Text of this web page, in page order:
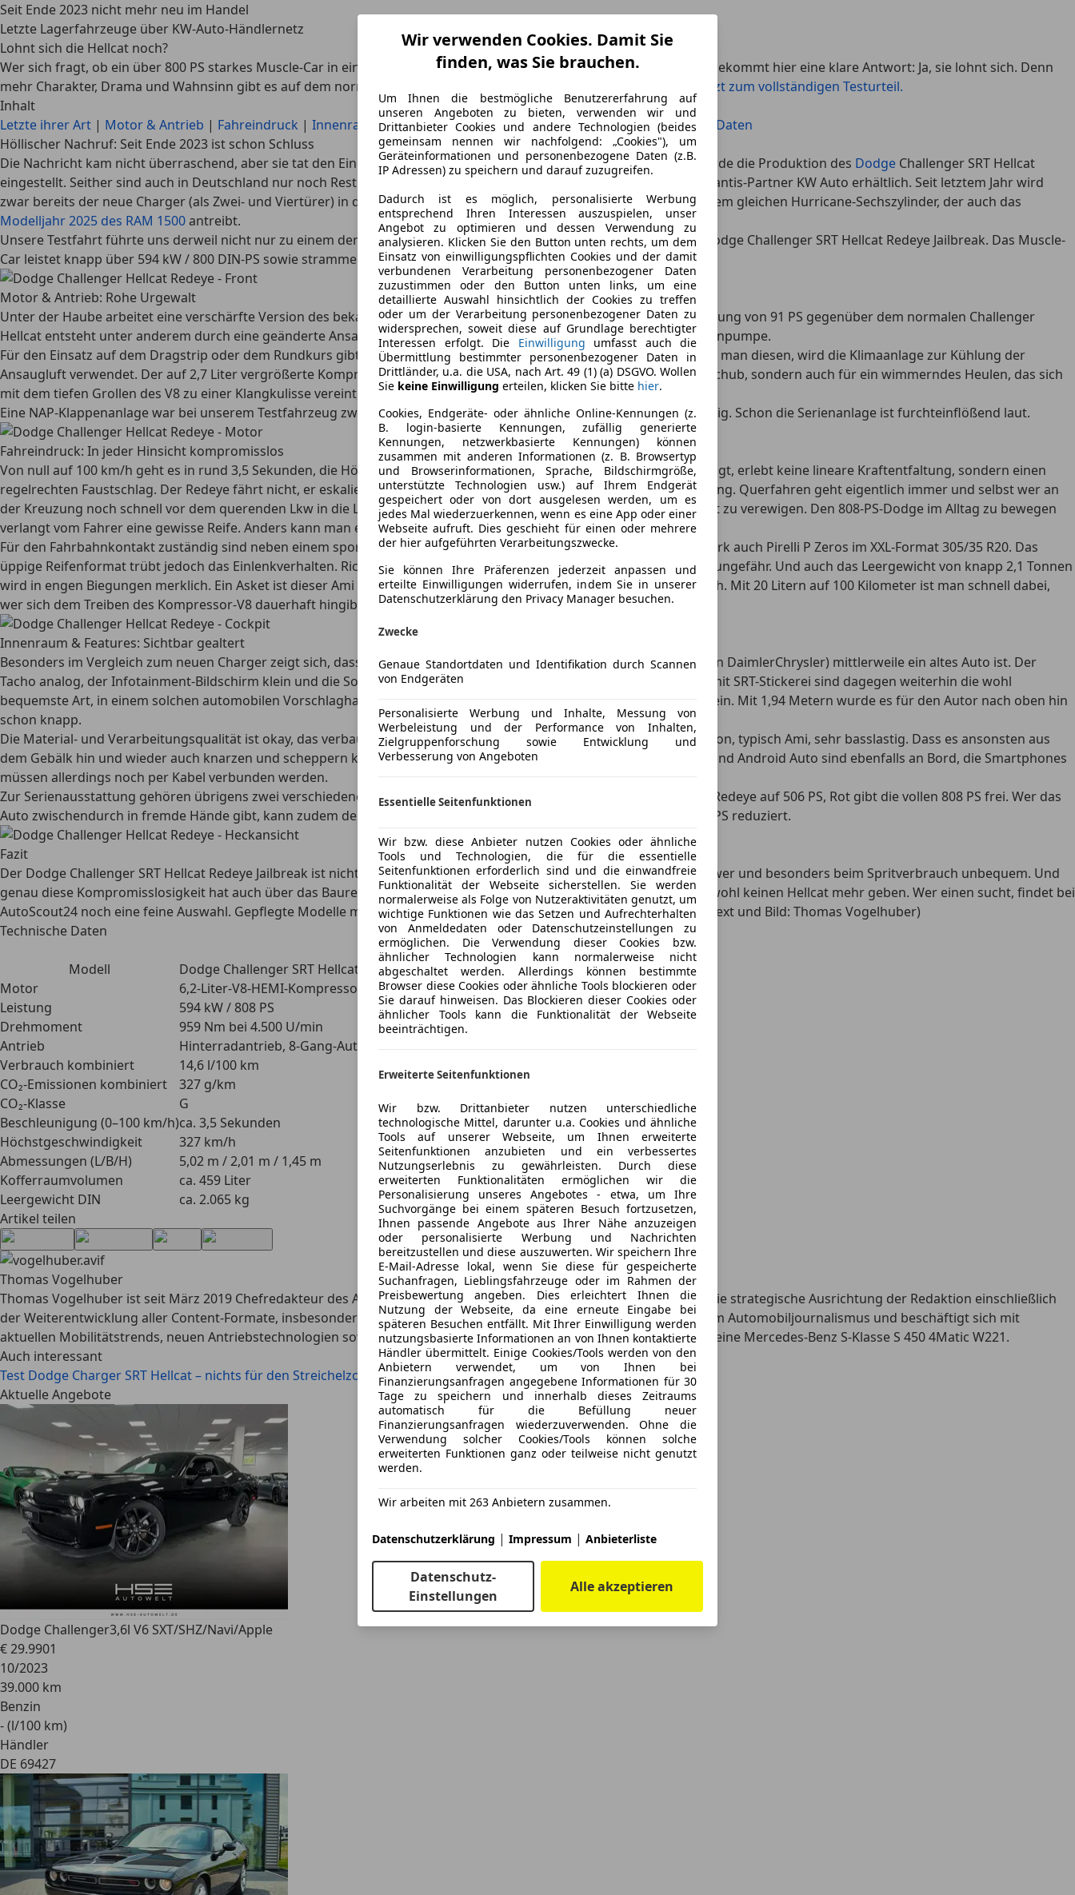
Wir verwenden Cookies. Damit Sie
finden, was Sie brauchen.
Um Ihnen die bestmögliche Benutzererfahrung auf
unseren Angeboten zu bieten, verwenden wir und
Drittanbieter Cookies und andere Technologien (beides
gemeinsam nennen wir nachfolgend: „Cookies"), um
Geräteinformationen und personenbezogene Daten (z.B.
IP Adressen) zu speichern und darauf zuzugreifen.
Dadurch ist es möglich, personalisierte Werbung
entsprechend Ihren Interessen auszuspielen, unser
Angebot zu optimieren und dessen Verwendung zu
analysieren. Klicken Sie den Button unten rechts, um dem
Einsatz von einwilligungspflichten Cookies und der damit
verbundenen Verarbeitung personenbezogener Daten
zuzustimmen oder den Button unten links, um eine
detaillierte Auswahl hinsichtlich der Cookies zu treffen
oder um der Verarbeitung personenbezogener Daten zu
widersprechen, soweit diese auf Grundlage berechtigter
Interessen erfolgt. Die Einwilligung umfasst auch die
Übermittlung bestimmter personenbezogener Daten in
Drittländer, u.a. die USA, nach Art. 49 (1) (a) DSGVO. Wollen
Sie keine Einwilligung erteilen, klicken Sie bitte hier.
Cookies, Endgeräte- oder ähnliche Online-Kennungen (z.
B. login-basierte Kennungen, zufällig generierte
Kennungen, netzwerkbasierte Kennungen) können
zusammen mit anderen Informationen (z. B. Browsertyp
und Browserinformationen, Sprache, Bildschirmgröße,
unterstützte Technologien usw.) auf Ihrem Endgerät
gespeichert oder von dort ausgelesen werden, um es
jedes Mal wiederzuerkennen, wenn es eine App oder einer
Webseite aufruft. Dies geschieht für einen oder mehrere
der hier aufgeführten Verarbeitungszwecke.
Sie können Ihre Präferenzen jederzeit anpassen und
erteilte Einwilligungen widerrufen, indem Sie in unserer
Datenschutzerklärung den Privacy Manager besuchen.
Zwecke
Genaue Standortdaten und Identifikation durch Scannen
von Endgeräten
Personalisierte Werbung und Inhalte, Messung von
Werbeleistung und der Performance von Inhalten,
Zielgruppenforschung sowie Entwicklung und
Verbesserung von Angeboten
Essentielle Seitenfunktionen
Wir bzw. diese Anbieter nutzen Cookies oder ähnliche
Tools und Technologien, die für die essentielle
Seitenfunktionen erforderlich sind und die einwandfreie
Funktionalität der Webseite sicherstellen. Sie werden
normalerweise als Folge von Nutzeraktivitäten genutzt, um
wichtige Funktionen wie das Setzen und Aufrechterhalten
von Anmeldedaten oder Datenschutzeinstellungen zu
ermöglichen. Die Verwendung dieser Cookies bzw.
ähnlicher Technologien kann normalerweise nicht
abgeschaltet werden. Allerdings können bestimmte
Browser diese Cookies oder ähnliche Tools blockieren oder
Sie darauf hinweisen. Das Blockieren dieser Cookies oder
ähnlicher Tools kann die Funktionalität der Webseite
beeinträchtigen.
Erweiterte Seitenfunktionen
Wir bzw. Drittanbieter nutzen unterschiedliche
technologische Mittel, darunter u.a. Cookies und ähnliche
Tools auf unserer Webseite, um Ihnen erweiterte
Seitenfunktionen anzubieten und ein verbessertes
Nutzungserlebnis zu gewährleisten. Durch diese
erweiterten Funktionalitäten ermöglichen wir die
Personalisierung unseres Angebotes - etwa, um Ihre
Suchvorgänge bei einem späteren Besuch fortzusetzen,
Ihnen passende Angebote aus Ihrer Nähe anzuzeigen
oder personalisierte Werbung und Nachrichten
bereitzustellen und diese auszuwerten. Wir speichern Ihre
E-Mail-Adresse lokal, wenn Sie diese für gespeicherte
Suchanfragen, Lieblingsfahrzeuge oder im Rahmen der
Preisbewertung angeben. Dies erleichtert Ihnen die
Nutzung der Webseite, da eine erneute Eingabe bei
späteren Besuchen entfällt. Mit Ihrer Einwilligung werden
nutzungsbasierte Informationen an von Ihnen kontaktierte
Händler übermittelt. Einige Cookies/Tools werden von den
Anbietern verwendet, um von Ihnen bei
Finanzierungsanfragen angegebene Informationen für 30
Tage zu speichern und innerhalb dieses Zeitraums
automatisch für die Befüllung neuer
Finanzierungsanfragen wiederzuverwenden. Ohne die
Verwendung solcher Cookies/Tools können solche
erweiterten Funktionen ganz oder teilweise nicht genutzt
werden.
Wir arbeiten mit 263 Anbietern zusammen.
Datenschutzerklärung | Impressum | Anbieterliste
Datenschutz-
Einstellungen
Alle akzeptieren
Seit Ende 2023 nicht mehr neu im Handel
Letzte Lagerfahrzeuge über KW-Auto-Händlernetz
Lohnt sich die Hellcat noch?
Wer sich fragt, ob ein über 800 PS starkes Muscle-Car in eine Zeit passt, in der Elektroautos immer mehr dominieren, bekommt hier eine klare Antwort: Ja, sie lohnt sich. Denn
mehr Charakter, Drama und Wahnsinn gibt es auf dem normalen Gebrauchtwagenmarkt kaum für Geld zu kaufen.
Jetzt zum vollständigen Testurteil.
Inhalt
Letzte ihrer Art | Motor & Antrieb | Fahreindruck | Innenraum & Features|Ausstattung & Preise|Fazit|Technische Daten
Höllischer Nachruf: Seit Ende 2023 ist schon Schluss
Die Nachricht kam nicht überraschend, aber sie tat den Eingefleischten dann schon einigermaßen weh: Ende 2023 wurde die Produktion des Dodge Challenger SRT Hellcat
eingestellt. Seither sind auch in Deutschland nur noch Restbestände über spezialisierte Importeure wie etwa den Stellantis-Partner KW Auto erhältlich. Seit letztem Jahr wird
zwar bereits der neue Charger (als Zwei- und Viertürer) in den USA verkauft. Bisher aber nur rein elektrisch oder mit dem gleichen Hurricane-Sechszylinder, der auch das
Modelljahr 2025 des RAM 1500antreibt.
Unsere Testfahrt führte uns derweil nicht nur zu einem der letzten gebauten Hellcats überhaupt, sondern zu einem Dodge Challenger SRT Hellcat Redeye Jailbreak. Das Muscle-
Car leistet knapp über 594 kW / 800 DIN-PS sowie stramme 959 Nm.
Motor & Antrieb: Rohe Urgewalt
Unter der Haube arbeitet eine verschärfte Version des bekannten 6,2-Liter-V8-HEMI-Kompressormotors. Die Mehrleistung von 91 PS gegenüber dem normalen Challenger
Hellcat entsteht unter anderem durch eine geänderte Ansaugung, andere Pleuel und Kolben sowie eine größere Benzinpumpe.
Für den Einsatz auf dem Dragstrip oder dem Rundkurs gibt es außerdem den sogenannten SRT Power Chiller. Aktiviert man diesen, wird die Klimaanlage zur Kühlung der
Ansaugluft verwendet. Der auf 2,7 Liter vergrößerte Kompressor (normal 2,4 Liter) sorgt indes nicht nur für mächtig Schub, sondern auch für ein wimmerndes Heulen, das sich
mit dem tiefen Grollen des V8 zu einer Klangkulisse vereint, die Gänsehaut garantiert.
Eine NAP-Klappenanlage war bei unserem Testfahrzeug zwar nicht verbaut – sie ist allerdings auch nicht zwingend nötig. Schon die Serienanlage ist furchteinflößend laut.
Fahreindruck: In jeder Hinsicht kompromisslos
Von null auf 100 km/h geht es in rund 3,5 Sekunden, die Höchstgeschwindigkeit liegt bei 327 km/h. Wer voll beschleunigt, erlebt keine lineare Kraftentfaltung, sondern einen
regelrechten Faustschlag. Der Redeye fährt nicht, er eskaliert. Dementsprechend diffizil ist bei Vollgas auch das Handling. Querfahren geht eigentlich immer und selbst wer an
der Kreuzung noch schnell vor dem querenden Lkw in die Lücke springen will, muss damit rechnen, sich in den Asphalt zu verewigen. Den 808-PS-Dodge im Alltag zu bewegen
verlangt vom Fahrer eine gewisse Reife. Anders kann man es wohl nicht beschreiben.
Für den Fahrbahnkontakt zuständig sind neben einem sportlich-komfortabel abgestimmten adaptiven Bilstein-Fahrwerk auch Pirelli P Zeros im XXL-Format 305/35 R20. Das
üppige Reifenformat trübt jedoch das Einlenkverhalten. Richtungsänderungen gelingen alles andere als präzise, eher ungefähr. Und auch das Leergewicht von knapp 2,1 Tonnen
wird in engen Biegungen merklich. Ein Asket ist dieser Ami sicherlich nicht. Spürbar wird dies auch beim Spritverbrauch. Mit 20 Litern auf 100 Kilometer ist man schnell dabei,
wer sich dem Treiben des Kompressor-V8 dauerhaft hingibt, jagt auch das Doppelte durch die Brennräume.
Innenraum & Features: Sichtbar gealtert
Besonders im Vergleich zum neuen Charger zeigt sich, dass der Dodge Challenger (aufbauend auf der LX-Plattform von DaimlerChrysler) mittlerweile ein altes Auto ist. Der
Tacho analog, der Infotainment-Bildschirm klein und die Software-Features eher übersichtlich. Die großen Sportsitze mit SRT-Stickerei sind dagegen weiterhin die wohl
bequemste Art, in einem solchen automobilen Vorschlaghammer unterwegs zu sein. Einzig zu groß sollte man nicht sein. Mit 1,94 Metern wurde es für den Autor nach oben hin
schon knapp.
Die Material- und Verarbeitungsqualität ist okay, das verbaute 18 Lautsprecher starke Soundsystem von Harman-Kardon, typisch Ami, sehr basslastig. Dass es ansonsten aus
dem Gebälk hin und wieder auch knarzen und scheppern kann, muss wohl oder übel toleriert werden. Apple CarPlay und Android Auto sind ebenfalls an Bord, die Smartphones
müssen allerdings noch per Kabel verbunden werden.
Zur Serienausstattung gehören übrigens zwei verschiedene Schlüssel: Der Schwarze limitiert die Leistung des Hellcat Redeye auf 506 PS, Rot gibt die vollen 808 PS frei. Wer das
Auto zwischendurch in fremde Hände gibt, kann zudem den Valet-Modus nutzen. Hier wird die Leistung auf rund 300 PS reduziert.
Fazit
Der Dodge Challenger SRT Hellcat Redeye Jailbreak ist nicht einfach ein Auto, er ist ein Statement. Er ist groß, laut, schwer und besonders beim Spritverbrauch unbequem. Und
genau diese Kompromisslosigkeit hat auch über das Baureihenende hinweg ihren Reiz. In dieser rohen Form wird es wohl keinen Hellcat mehr geben. Wer einen sucht, findet bei
AutoScout24 noch eine feine Auswahl. Gepflegte Modelle mit deutscher Erstzulassung starten bei etwa 73.000 Euro. (Text und Bild: Thomas Vogelhuber)
Technische Daten
Modell
Dodge Challenger SRT Hellcat Redeye Jailbreak
Motor
6,2-Liter-V8-HEMI-Kompressormotor
Leistung
594 kW / 808 PS
Drehmoment
959 Nm bei 4.500 U/min
Antrieb
Hinterradantrieb, 8-Gang-Automatik
Verbrauch kombiniert
14,6 l/100 km
CO₂-Emissionen kombiniert
327 g/km
CO₂-Klasse
G
Beschleunigung (0–100 km/h)ca. 3,5 Sekunden
Höchstgeschwindigkeit
327 km/h
Abmessungen (L/B/H)
5,02 m / 2,01 m / 1,45 m
Kofferraumvolumen
ca. 459 Liter
Leergewicht DIN
ca. 2.065 kg
Artikel teilen
Thomas Vogelhuber
Thomas Vogelhuber ist seit März 2019 Chefredakteur des AutoScout24 Magazins und verantwortet die inhaltliche sowie strategische Ausrichtung der Redaktion einschließlich
der Weiterentwicklung aller Content-Formate, insbesondere im Bereich Video. Er verfügt über langjährige Erfahrung im Automobiljournalismus und beschäftigt sich mit
aktuellen Mobilitätstrends, neuen Antriebstechnologien sowie der Entwicklung des Automobilmarktes. Privat fährt er eine Mercedes-Benz S-Klasse S 450 4Matic W221.
Auch interessant
Test Dodge Charger SRT Hellcat – nichts für den Streichelzoo
Test Dodge Challenger SRT Hellcat: Highway to Hell!
Aktuelle Angebote
Dodge Challenger3,6l V6 SXT/SHZ/Navi/Apple
€ 29.9901
10/2023
39.000 km
Benzin
- (l/100 km)
Händler
DE 69427